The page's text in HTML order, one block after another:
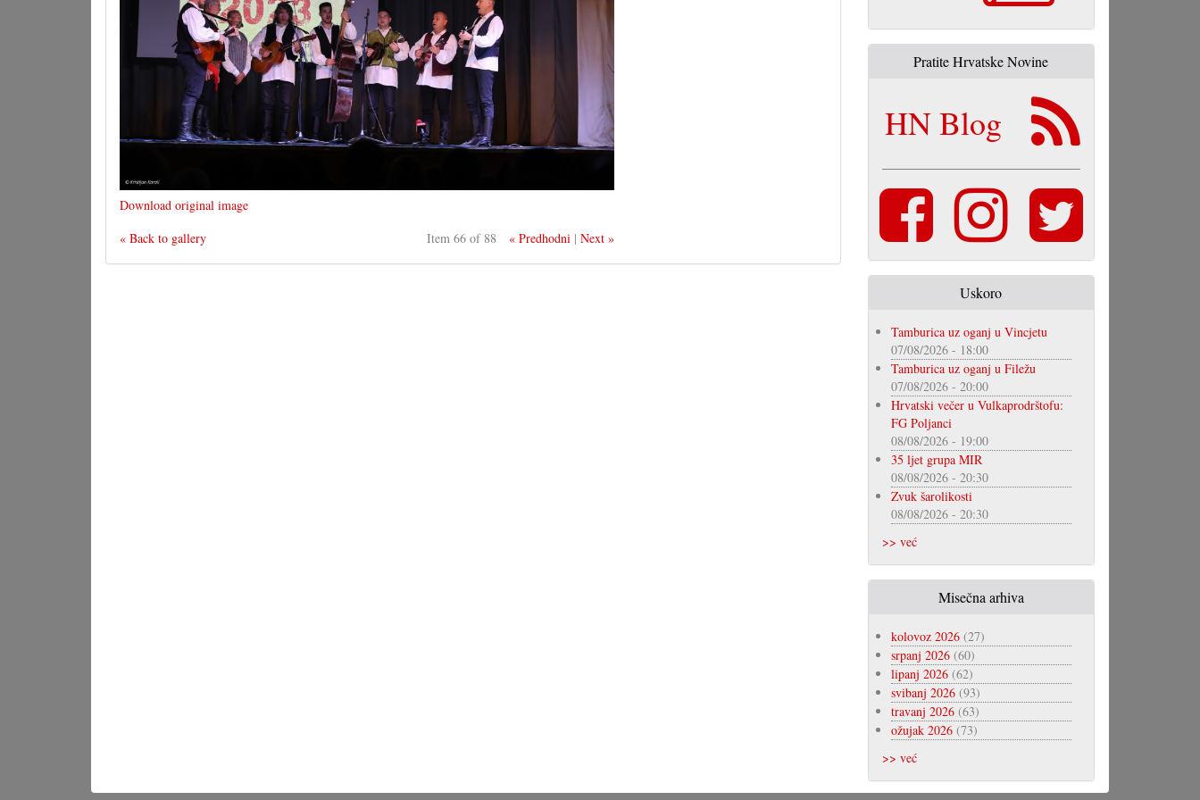
Download original image
« Back to gallery
Item 66 of 88 « Predhodni |Next »
Pratite Hrvatske Novine
HN Blog
Uskoro
Tamburica uz oganj u Vincjetu
07/08/2026 - 18:00
Tamburica uz oganj u Filežu
07/08/2026 - 20:00
Hrvatski večer u Vulkaprodrštofu:
FG Poljanci
08/08/2026 - 19:00
35 ljet grupa MIR
08/08/2026 - 20:30
Zvuk šarolikosti
08/08/2026 - 20:30
>> već
Misečna arhiva
kolovoz 2026(27)
srpanj 2026(60)
lipanj 2026(62)
svibanj 2026(93)
travanj 2026(63)
ožujak 2026(73)
>> već